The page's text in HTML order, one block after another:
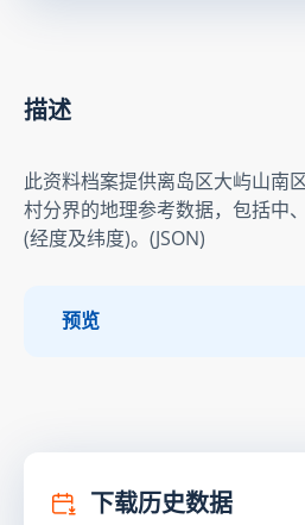
描述
此资料档案提供离岛区大屿山南
村分界的地理参考数据，包括中
(经度及纬度)。(JSON)
预览
下载历史数据